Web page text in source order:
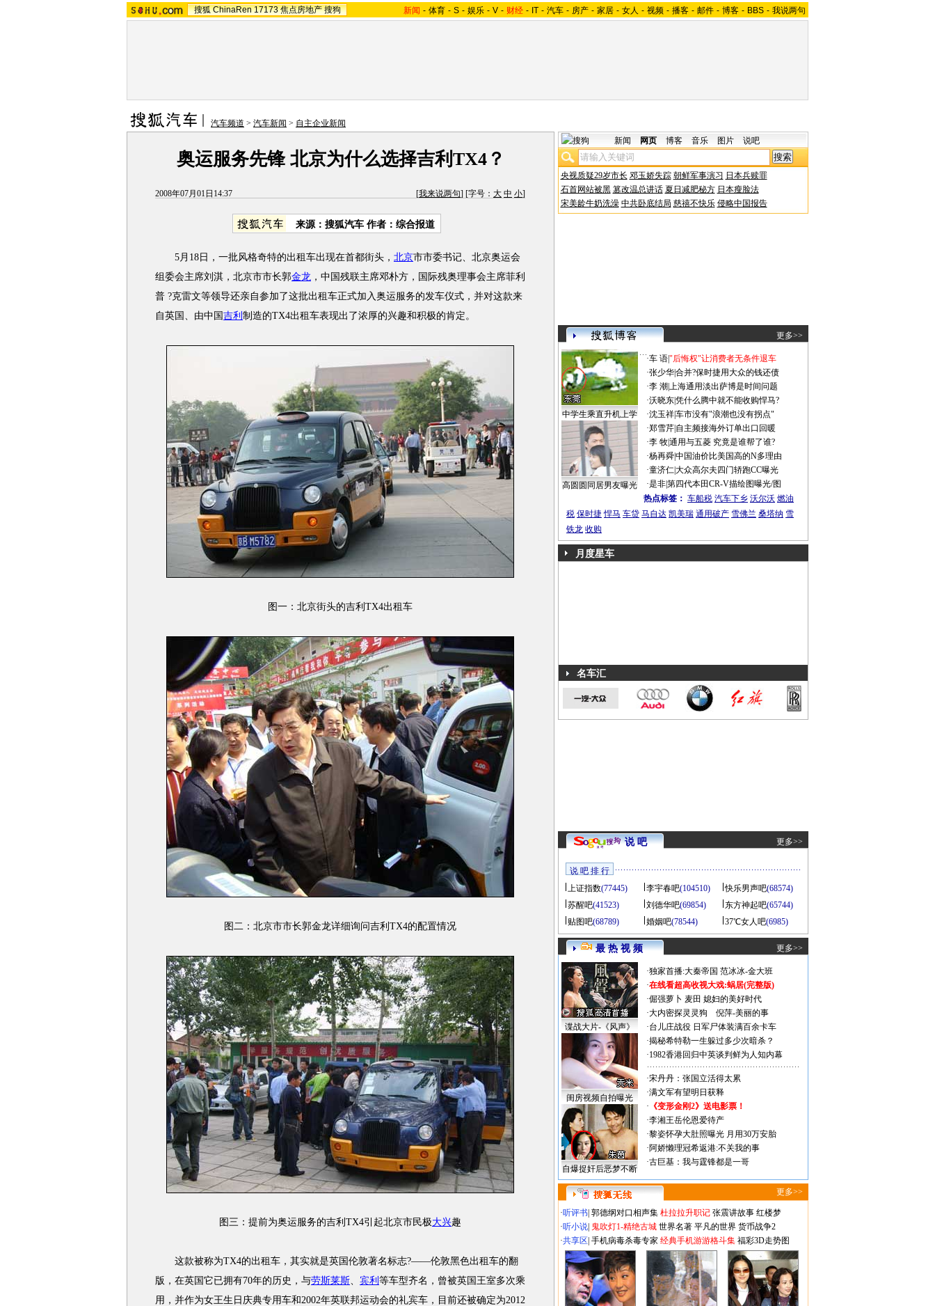
搜狐 ChinaRen 17173 焦点房地产 搜狗 新闻 - 体育 - S - 娱乐 - V - 财经 - IT - 汽车 - 房产 - 家居 - 女人 - 视频 - 播客 - 邮件 - 博客 - BBS - 我说两句
汽车频道 > 汽车新闻 > 自主企业新闻
奥运服务先锋 北京为什么选择吉利TX4？
2008年07月01日14:37 [我来说两句] [字号： 大 中 小]
来源：搜狐汽车 作者：综合报道
5月18日，一批风格奇特的出租车出现在首都街头， 北京市市委书记、北京奥运会
组委会主席刘淇，北京市市长郭金龙 ，中国残联主席邓朴方，国际残奥理事会主席菲利
普 ?克雷文等领导还亲自参加了这批出租车正式加入奥运服务的发车仪式，并对这款来
自英国、由中国 吉利 制造的TX4出租车表现出了浓厚的兴趣和积极的肯定。
图一：北京街头的吉利TX4出租车
图二：北京市市长郭金龙详细询问吉利TX4的配置情况
图三：提前为奥运服务的吉利TX4引起北京市民极大兴趣
这款被称为TX4的出租车，其实就是英国伦敦著名标志?——伦敦黑色出租车的翻
版，在英国它已拥有70年的历史，与劳斯莱斯、 宾利 等车型齐名，曾被英国王室多次乘
用，并作为女王生日庆典专用车和2002年英联邦运动会的礼宾车，目前还被确定为2012
新闻 网页 博客 音乐 图片 说吧
央视质疑29岁市长 邓玉娇失踪 朝鲜军事演习 日本兵赎罪
石首网站被黑 篡改温总讲话 夏日减肥秘方 日本瘦脸法
宋美龄牛奶洗澡 中共卧底结局 慈禧不快乐 侵略中国报告
更多>>
中学生乘直升机上学
高圆圆同居男友曝光
·车 语|"后悔权"让消费者无条件退车
·张少华|合并?保时捷用大众的钱还债
·李 潮 上海通用淡出萨博是时间问题
·沃晓东|凭什么腾中就不能收购悍马?
·沈玉祥|车市没有"浪潮也没有拐点"
·郑雪芹| 自主频接海外订单出口回暖
·李 牧|通用与五菱 究竟是谁帮了谁?
·杨再舜|中国油价比美国高的N多理由
·童济仁|大众高尔夫四门轿跑CC曝光
·是非|第四代本田CR-V描绘图曝光/图
热点标签： 车船税 汽车下乡 沃尔沃 燃油
税 保时捷 悍马 车贷 马自达 凯美瑞 通用破产 雪佛兰 桑塔纳 雪
铁龙 收购
月度星车
名车汇
说 吧 更多>>
说 吧 排 行
上证指数(77445) 李宇春吧(104510) 快乐男声吧(68574)
苏醒吧(41523) 刘德华吧(69854) 东方神起吧(65744)
贴图吧(68789) 婚姻吧(78544) 37℃女人吧(6985)
最 热 视 频 更多>>
谍战大片-《风声》
闺房视频自拍曝光
自爆捉奸后恶梦不断
·独家首播:大秦帝国 范冰冰-金大班
·在线看超高收视大戏:蜗居(完整版)
·倔强萝卜 麦田 媳妇的美好时代
·大内密探灵灵狗
倪萍-美丽的事
·台儿庄战役 日军尸体装满百余卡车
·揭秘希特勒一生躲过多少次暗杀？
·1982香港回归中英谈判鲜为人知内幕
·宋丹丹：张国立活得太累
·满文军有望明日获释
· 《变形金刚2》送电影票！
·李湘王岳伦恩爱待产
·黎姿怀孕大肚照曝光 月用30万安胎
·阿娇懒理冠希返港:不关我的事
·古巨基：我与霆锋都是一哥
更多>>
·听评书 郭德纲对口相声集 杜拉拉升职记 张震讲故事 红楼梦
·听小说 鬼吹灯1-精绝古城 世界名著 平凡的世界 货币战争2
·共享区 手机病毒杀毒专家 经典手机游游格斗集 福彩3D走势图